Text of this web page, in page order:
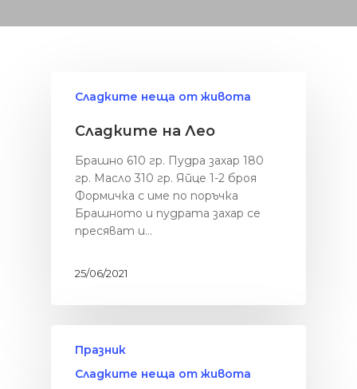
Сладките неща от живота
Сладките на Лео
Брашно 610 гр. Пудра захар 180
гр. Масло 310 гр. Яйце 1-2 броя
Формичка с име по поръчка
Брашното и пудрата захар се
пресяват и…
25/06/2021
Празник
Сладките неща от живота